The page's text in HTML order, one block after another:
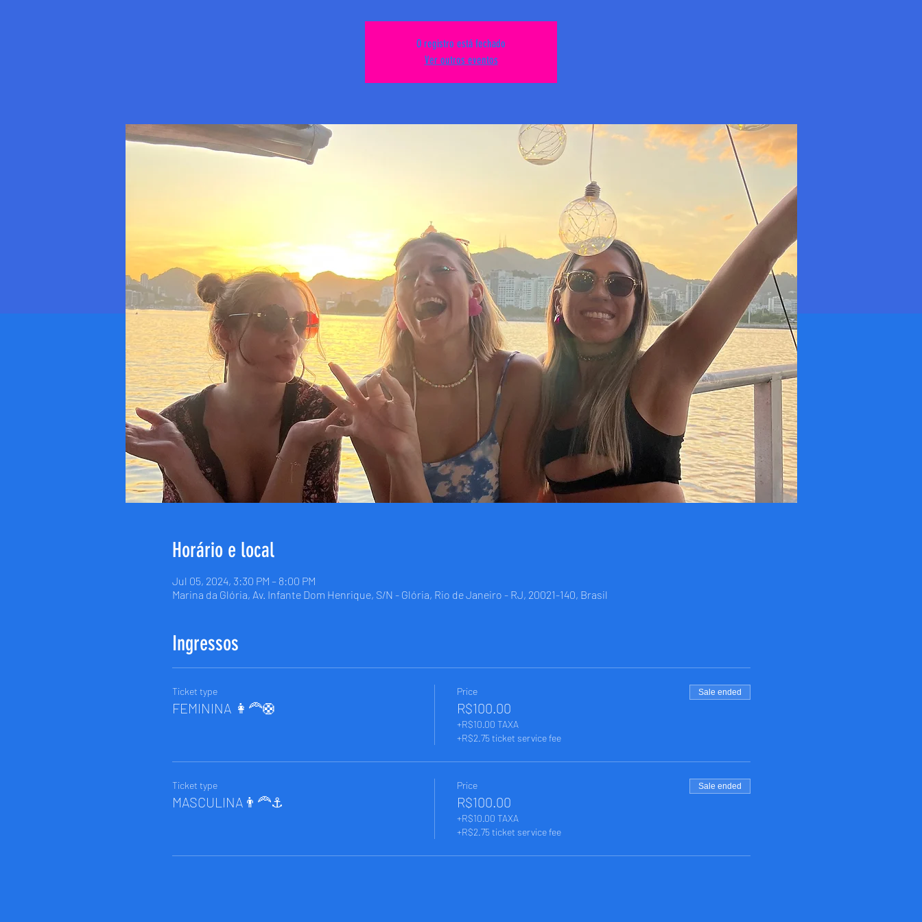
O registro está fechado
Ver outros eventos
Horário e local
Jul 05, 2024, 3:30 PM – 8:00 PM
Marina da Glória, Av. Infante Dom Henrique, S/N - Glória, Rio de Janeiro - RJ, 20021-140, Brasil
Ingressos
Ticket type
FEMININA 👩‍🦰🛟
Price
R$100.00
+R$10.00 TAXA
+R$2.75 ticket service fee
Sale ended
Ticket type
MASCULINA👨‍🦰⚓️
Price
R$100.00
+R$10.00 TAXA
+R$2.75 ticket service fee
Sale ended